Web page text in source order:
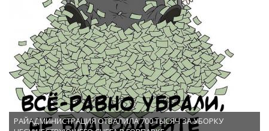
РАЙАДМИНИСТРАЦИЯ ОТВАЛИЛА 700 ТЫСЯЧ ЗА УБОРКУ